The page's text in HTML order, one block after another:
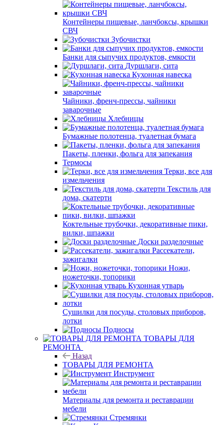
Контейнеры пищевые, ланчбоксы, крышки
СВЧ
Зубочистки
Банки для сыпучих продуктов, емкости
Дуршлаги, сита
Кухонная навеска
Чайники, френч-прессы, чайники
заварочные
Хлебницы
Бумажные полотенца, туалетная бумага
Пакеты, пленки, фольга для запекания
Термосы
Терки, все для
измельчения
Текстиль для
дома, скатерти
Коктельные трубочки, декоративные пики,
вилки, шпажки
Доски разделочные
Рассекатели,
зажигалки
Ножи,
ножеточки, топорики
Кухонная утварь
Сушилки для посуды, столовых приборов,
лотки
Подносы
ТОВАРЫ ДЛЯ
РЕМОНТА
Назад
ТОВАРЫ ДЛЯ РЕМОНТА
Инструмент
Материалы для ремонта и реставрации
мебели
Стремянки